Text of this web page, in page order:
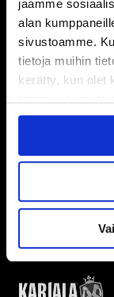
jaamme
alan
sivustoamme.
tietoja muihin
kerätty, kun olet
käytöstä